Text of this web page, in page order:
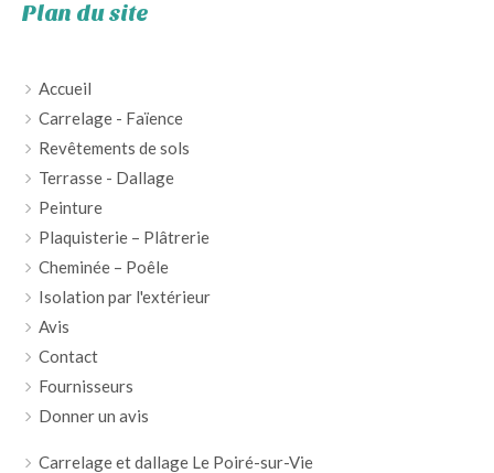
Plan du site
Accueil
Carrelage - Faïence
Revêtements de sols
Terrasse - Dallage
Peinture
Plaquisterie – Plâtrerie
Cheminée – Poêle
Isolation par l'extérieur
Avis
Contact
Fournisseurs
Donner un avis
Carrelage et dallage Le Poiré-sur-Vie